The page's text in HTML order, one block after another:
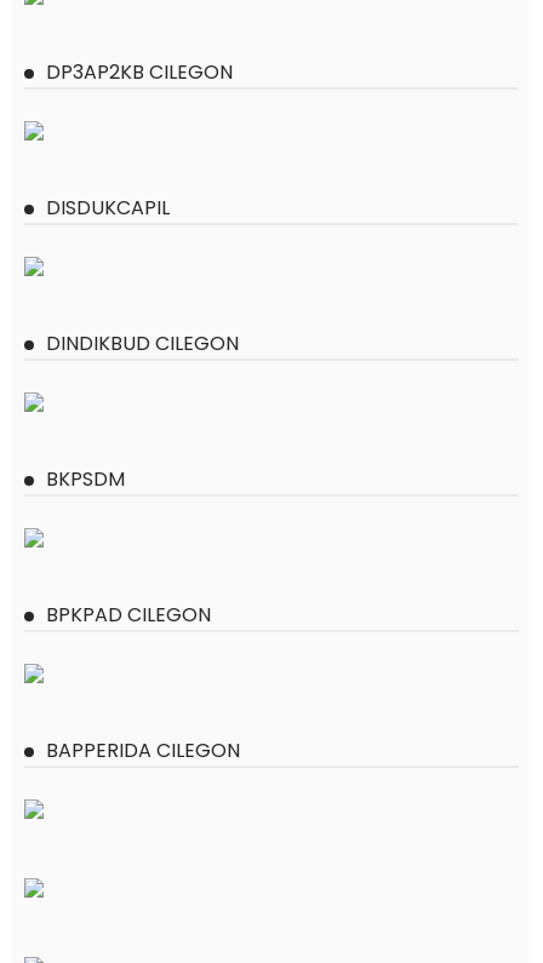
DP3AP2KB CILEGON
DISDUKCAPIL
DINDIKBUD CILEGON
BKPSDM
BPKPAD CILEGON
BAPPERIDA CILEGON